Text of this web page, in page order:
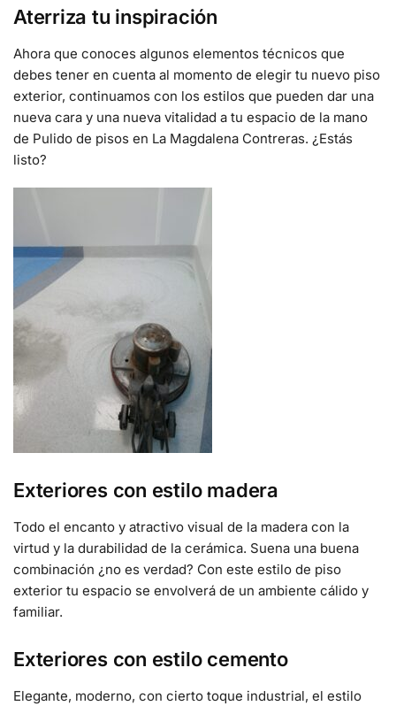
Aterriza tu inspiración
Ahora que conoces algunos elementos técnicos que
debes tener en cuenta al momento de elegir tu nuevo piso
exterior, continuamos con los estilos que pueden dar una
nueva cara y una nueva vitalidad a tu espacio de la mano
de Pulido de pisos en La Magdalena Contreras. ¿Estás
listo?
Exteriores con estilo madera
Todo el encanto y atractivo visual de la madera con la
virtud y la durabilidad de la cerámica. Suena una buena
combinación ¿no es verdad? Con este estilo de piso
exterior tu espacio se envolverá de un ambiente cálido y
familiar.
Exteriores con estilo cemento
Elegante, moderno, con cierto toque industrial, el estilo